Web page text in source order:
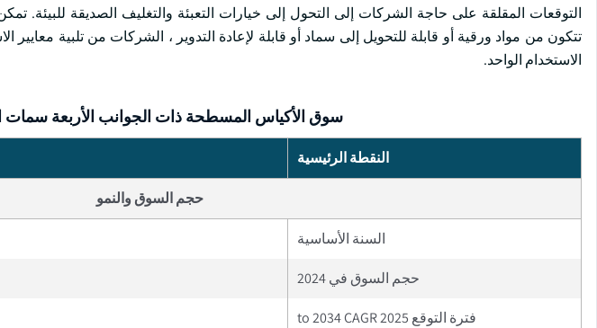
التوقعات المقلقة على حاجة الشركات إلى التحول إلى خيارات التعبئة والتغليف الصديقة للبيئة.
تتكون من مواد ورقية أو قابلة للتحويل إلى سماد أو قابلة لإعادة التدوير ، الشركات من تلبية معايير
الاستخدام الواحد.
سوق الأكياس المسطحة ذات الجوانب الأربعة سمات
النقطة الرئيسية
حجم السوق والنمو
السنة الأساسية
حجم السوق في 2024
فترة التوقع 2025 to 2034 CAGR